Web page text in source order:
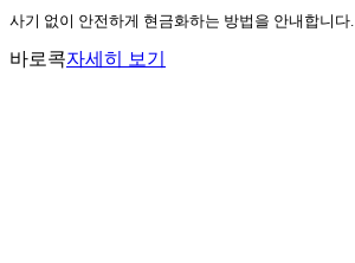
사기 없이 안전하게 현금화하는 방법을 안내합니다.
바로콕자세히 보기